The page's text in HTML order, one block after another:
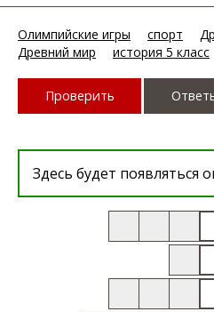
Олимпийские игры спорт
Древний мир
история 5 класс
Проверить
Здесь будет появляться